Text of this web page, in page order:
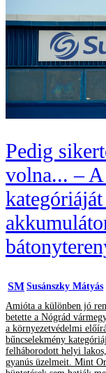
Pedig
volna... –
SM Susánszky Mátyás
Amióta a különben jó
betette a Nógrád
a környezetvédelmi
bűncselekmény
felháborodott helyi
gyanús üzelmeit. Mint